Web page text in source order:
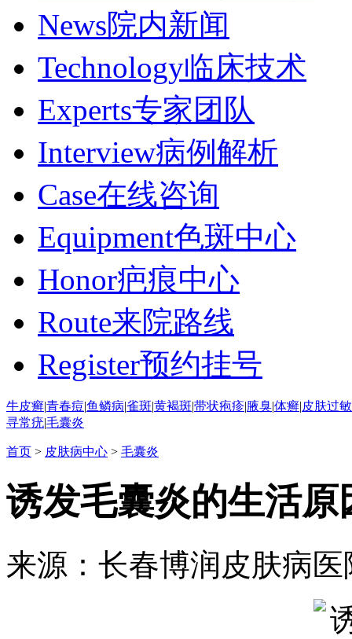
News院内新闻
Technology临床技术
Experts专家团队
Interview病例解析
Case在线咨询
Equipment色斑中心
Honor疤痕中心
Route来院路线
Register预约挂号
牛皮癣|青春痘|鱼鳞病|雀斑|黄褐斑|带状疱疹|腋臭|体癣|皮肤过敏
寻常疣|毛囊炎
首页 > 皮肤病中心 > 毛囊炎
诱发毛囊炎的生活原
来源：长春博润皮肤病医